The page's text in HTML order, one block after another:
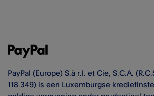
PayPal (Europe) S.à r.l. et Cie, S.C.A.
118 349) is een Luxemburgse